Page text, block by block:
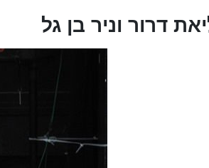
דרור וניר בן גל